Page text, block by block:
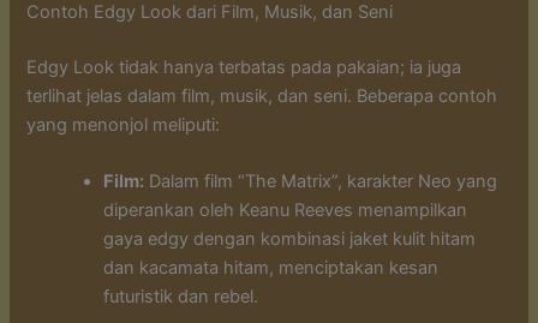
Contoh Edgy Look dari Film, Musik, dan Seni
Edgy Look tidak hanya terbatas pada pakaian; ia juga
terlihat jelas dalam film, musik, dan seni. Beberapa contoh
yang menonjol meliputi:
Film: Dalam film “The Matrix”, karakter Neo yang
diperankan oleh Keanu Reeves menampilkan
gaya edgy dengan kombinasi jaket kulit hitam
dan kacamata hitam, menciptakan kesan
futuristik dan rebel.